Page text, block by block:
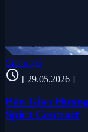
Chém gió
schedule [ 29.05.2026 ]
Bản Giao
Spirit Contract